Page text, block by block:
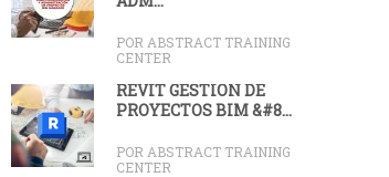
POR ABSTRACT TRAINING
CENTER
REVIT GESTIÓN DE
PROYECTOS BIM &#8...
POR ABSTRACT TRAINING
CENTER